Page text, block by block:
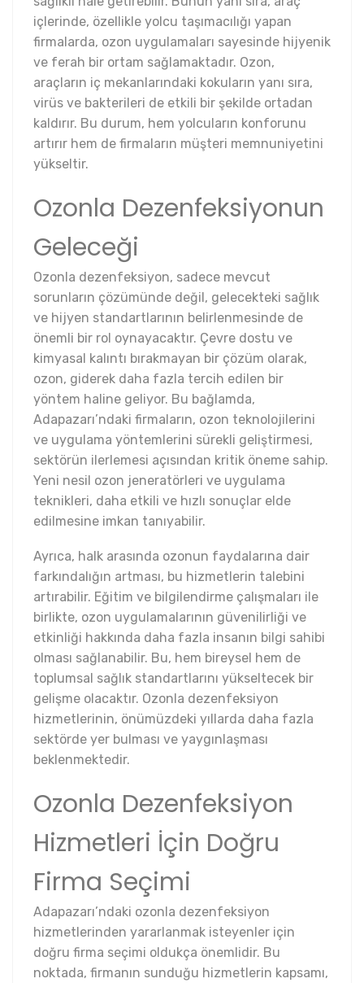
içlerinde, özellikle yolcu taşımacılığı yapan
firmalarda, ozon uygulamaları sayesinde hijyenik
ve ferah bir ortam sağlamaktadır. Ozon,
araçların iç mekanlarındaki kokuların yanı sıra,
virüs ve bakterileri de etkili bir şekilde ortadan
kaldırır. Bu durum, hem yolcuların konforunu
artırır hem de firmaların müşteri memnuniyetini
yükseltir.
Ozonla Dezenfeksiyonun
Geleceği
Ozonla dezenfeksiyon, sadece mevcut
sorunların çözümünde değil, gelecekteki sağlık
ve hijyen standartlarının belirlenmesinde de
önemli bir rol oynayacaktır. Çevre dostu ve
kimyasal kalıntı bırakmayan bir çözüm olarak,
ozon, giderek daha fazla tercih edilen bir
yöntem haline geliyor. Bu bağlamda,
Adapazarı’ndaki firmaların, ozon teknolojilerini
ve uygulama yöntemlerini sürekli geliştirmesi,
sektörün ilerlemesi açısından kritik öneme sahip.
Yeni nesil ozon jeneratörleri ve uygulama
teknikleri, daha etkili ve hızlı sonuçlar elde
edilmesine imkan tanıyabilir.
Ayrıca, halk arasında ozonun faydalarına dair
farkındalığın artması, bu hizmetlerin talebini
artırabilir. Eğitim ve bilgilendirme çalışmaları ile
birlikte, ozon uygulamalarının güvenilirliği ve
etkinliği hakkında daha fazla insanın bilgi sahibi
olması sağlanabilir. Bu, hem bireysel hem de
toplumsal sağlık standartlarını yükseltecek bir
gelişme olacaktır. Ozonla dezenfeksiyon
hizmetlerinin, önümüzdeki yıllarda daha fazla
sektörde yer bulması ve yaygınlaşması
beklenmektedir.
Ozonla Dezenfeksiyon
Hizmetleri İçin Doğru
Firma Seçimi
Adapazarı’ndaki ozonla dezenfeksiyon
hizmetlerinden yararlanmak isteyenler için
doğru firma seçimi oldukça önemlidir. Bu
noktada, firmanın sunduğu hizmetlerin kapsamı,